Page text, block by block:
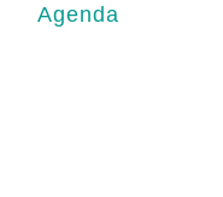
Agenda